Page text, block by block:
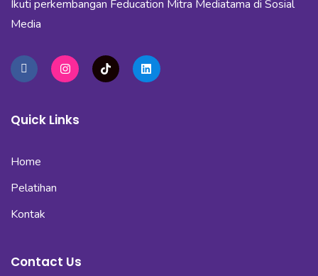
Ikuti perkembangan Feducation Mitra Mediatama di Sosial
Media
Quick Links
Home
Pelatihan
Kontak
Contact Us